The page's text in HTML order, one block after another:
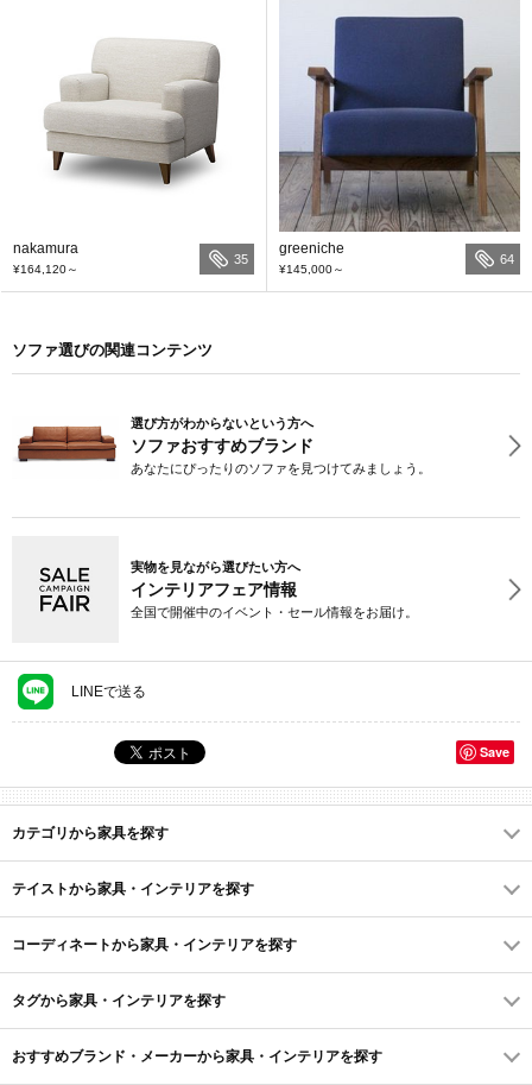
nakamura
¥164,120～
35
greeniche
¥145,000～
64
ソファ選びの関連コンテンツ
選び方がわからないという方へ
ソファおすすめブランド
あなたにぴったりのソファを見つけてみましょう。
実物を見ながら選びたい方へ
インテリアフェア情報
全国で開催中のイベント・セール情報をお届け。
LINEで送る
Save
カテゴリから家具を探す
テイストから家具・インテリアを探す
コーディネートから家具・インテリアを探す
タグから家具・インテリアを探す
おすすめブランド・メーカーから家具・インテリアを探す